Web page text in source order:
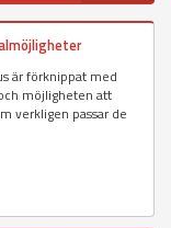
är förknippat med
möjligheten att
verkligen passar de